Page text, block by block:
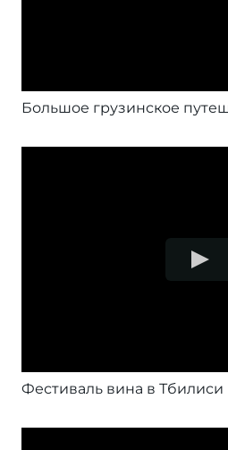
Большое грузинское
Фестиваль вина в Тбилиси